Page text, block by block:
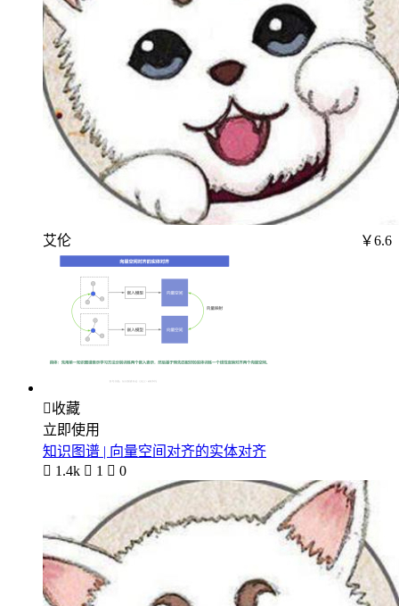
艾伦 ￥6.6
收藏
立即使用
知识图谱 | 向量空间对齐的实体对齐
 1.4k  1  0